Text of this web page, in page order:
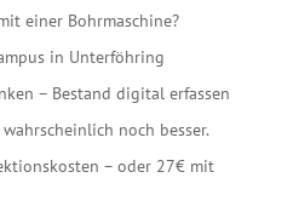
einer Bohrmaschine?
in Unterföhring
– Bestand digital erfassen
noch besser.
– oder 27€ mit